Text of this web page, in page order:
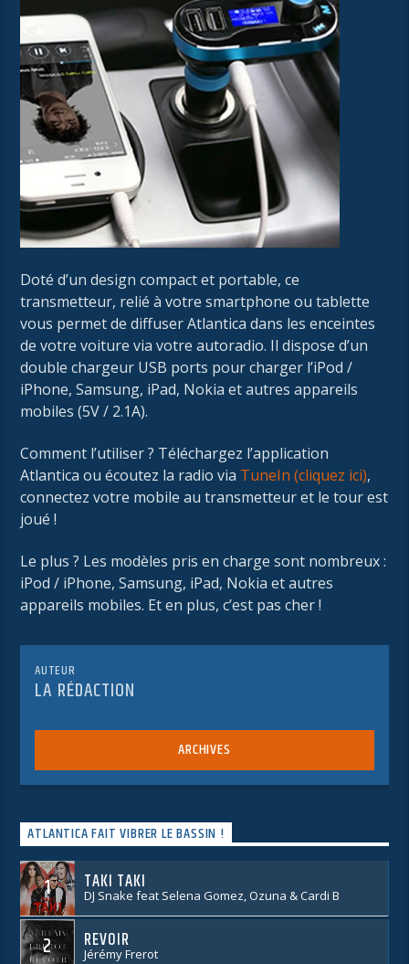
Doté d’un design compact et portable, ce
transmetteur, relié à votre smartphone ou tablette
vous permet de diffuser Atlantica dans les enceintes
de votre voiture via votre autoradio. Il dispose d’un
double chargeur USB ports pour charger l’iPod /
iPhone, Samsung, iPad, Nokia et autres appareils
mobiles (5V / 2.1A).
Comment l’utiliser ? Téléchargez l’application
Atlantica ou écoutez la radio via TuneIn (cliquez ici),
connectez votre mobile au transmetteur et le tour est
joué !
Le plus ? Les modèles pris en charge sont nombreux :
iPod / iPhone, Samsung, iPad, Nokia et autres
appareils mobiles. Et en plus, c’est pas cher !
AUTEUR
LA RÉDACTION
ARCHIVES
ATLANTICA FAIT VIBRER LE BASSIN !
1 TAKI TAKI
DJ Snake feat Selena Gomez, Ozuna & Cardi B
2 REVOIR
Jérémy Frerot